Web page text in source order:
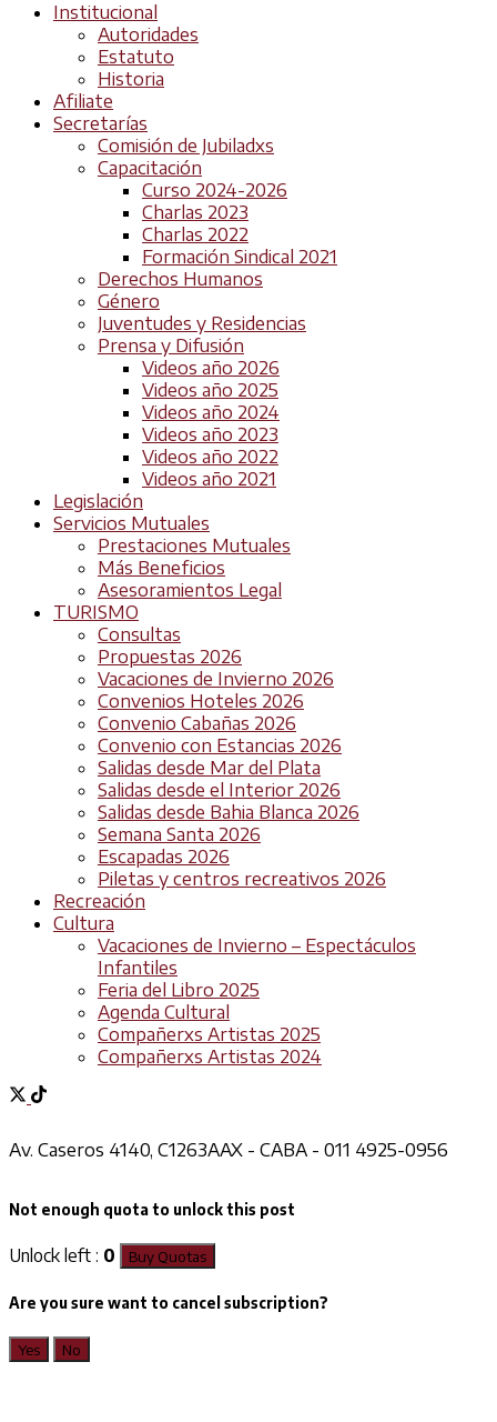
Institucional
Autoridades
Estatuto
Historia
Afiliate
Secretarías
Comisión de Jubiladxs
Capacitación
Curso 2024-2026
Charlas 2023
Charlas 2022
Formación Sindical 2021
Derechos Humanos
Género
Juventudes y Residencias
Prensa y Difusión
Videos año 2026
Videos año 2025
Videos año 2024
Videos año 2023
Videos año 2022
Videos año 2021
Legislación
Servicios Mutuales
Prestaciones Mutuales
Más Beneficios
Asesoramientos Legal
TURISMO
Consultas
Propuestas 2026
Vacaciones de Invierno 2026
Convenios Hoteles 2026
Convenio Cabañas 2026
Convenio con Estancias 2026
Salidas desde Mar del Plata
Salidas desde el Interior 2026
Salidas desde Bahia Blanca 2026
Semana Santa 2026
Escapadas 2026
Piletas y centros recreativos 2026
Recreación
Cultura
Vacaciones de Invierno – Espectáculos
Infantiles
Feria del Libro 2025
Agenda Cultural
Compañerxs Artistas 2025
Compañerxs Artistas 2024
Av. Caseros 4140, C1263AAX - CABA - 011 4925-0956
Not enough quota to unlock this post
Unlock left : 0 Buy Quotas
Are you sure want to cancel subscription?
Yes No